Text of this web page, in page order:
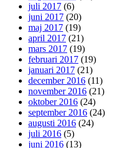
juli 2017 (6)
juni 2017 (20)
maj 2017 (19)
april 2017 (21)
mars 2017 (19)
februari 2017 (19)
januari 2017 (21)
december 2016 (11)
november 2016 (21)
oktober 2016 (24)
september 2016 (24)
augusti 2016 (24)
juli 2016 (5)
juni 2016 (13)